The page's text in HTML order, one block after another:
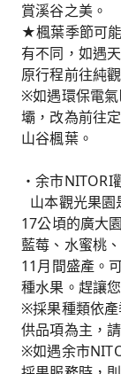
賞溪谷之美。
★楓葉季節可
有不同，如遇
原行程前往純
※如遇環保電
壩，改為前往
山谷楓葉。
・余市NITORI
山本觀光果
17公頃的廣大
藍莓、水蜜桃
11月間盛產。
種水果。趕讓
※採果種類依
供品項為主，
※如遇余市